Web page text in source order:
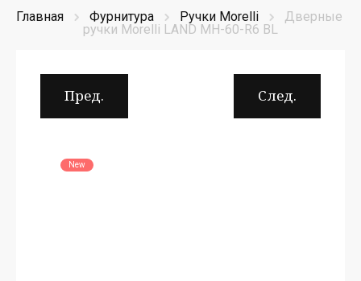
Главная Фурнитура Ручки Morelli
Дверные
ручки Morelli LAND MH-60-R6 BL
Пред. След.
New